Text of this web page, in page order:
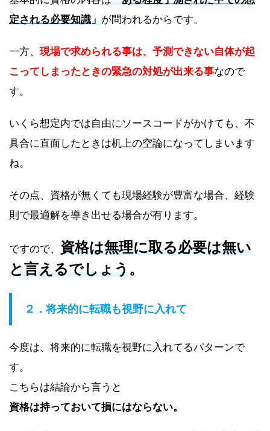
定される必要知識」が問われるからです。
一方、 現場で求められる事は、予測できない自体が起
こってしまったときの緊急の対処が出来る事なので
す。
いくら想定内では自由にソースコードがかけても、不
具合に直面したときは机上の空論になってしまいます
ね。
その点、資格が無くても現場経験が豊富な場合、経験
則で最適解を導き出せる場合が有ります。
ですので、 資格は無理に取る必要は無い
と言えるでしょう。
２．将来的に転職も視野に入れて
今度は、将来的に転職を視野に入れてるパターンで
す。
こちらは結論から言うと
資格は持っておいて損にはならない。